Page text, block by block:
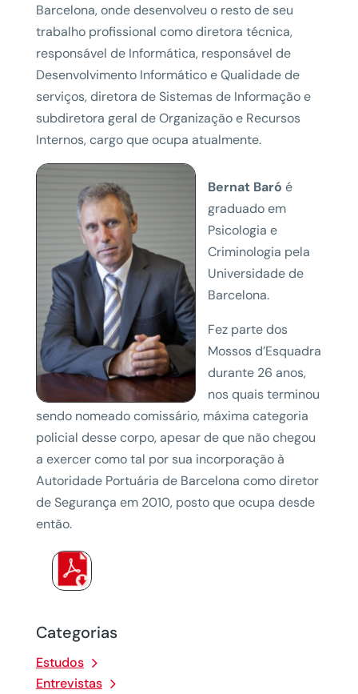
Categorias
Estudos
Entrevistas
Barcelona, onde desenvolveu o resto de seu
trabalho profissional como diretora técnica,
responsável de Informática, responsável de
Desenvolvimento Informático e Qualidade de
serviços, diretora de Sistemas de Informação e
subdiretora geral de Organização e Recursos
Internos, cargo que ocupa atualmente.
Bernat Baró é
graduado em
Psicologia e
Criminologia pela
Universidade de
Barcelona.
Fez parte dos
Mossos d’Esquadra
durante 26 anos,
nos quais terminou
sendo nomeado comissário, máxima categoria
policial desse corpo, apesar de que não chegou
a exercer como tal por sua incorporação à
Autoridade Portuária de Barcelona como diretor
de Segurança em 2010, posto que ocupa desde
então.